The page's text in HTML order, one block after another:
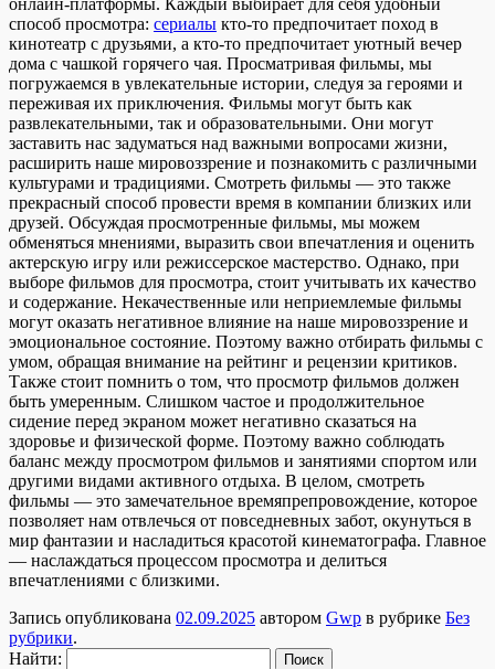
способ просмотра: сериалы кто-то предпочитает поход в
кинотеатр с друзьями, а кто-то предпочитает уютный вечер
дома с чашкой горячего чая. Просматривая фильмы, мы
погружаемся в увлекательные истории, следуя за героями и
переживая их приключения. Фильмы могут быть как
развлекательными, так и образовательными. Они могут
заставить нас задуматься над важными вопросами жизни,
расширить наше мировоззрение и познакомить с различными
культурами и традициями. Смотреть фильмы — это также
прекрасный способ провести время в компании близких или
друзей. Обсуждая просмотренные фильмы, мы можем
обменяться мнениями, выразить свои впечатления и оценить
актерскую игру или режиссерское мастерство. Однако, при
выборе фильмов для просмотра, стоит учитывать их качество
и содержание. Некачественные или неприемлемые фильмы
могут оказать негативное влияние на наше мировоззрение и
эмоциональное состояние. Поэтому важно отбирать фильмы с
умом, обращая внимание на рейтинг и рецензии критиков.
Также стоит помнить о том, что просмотр фильмов должен
быть умеренным. Слишком частое и продолжительное
сидение перед экраном может негативно сказаться на
здоровье и физической форме. Поэтому важно соблюдать
баланс между просмотром фильмов и занятиями спортом или
другими видами активного отдыха. В целом, смотреть
фильмы — это замечательное времяпрепровождение, которое
позволяет нам отвлечься от повседневных забот, окунуться в
мир фантазии и насладиться красотой кинематографа. Главное
— наслаждаться процессом просмотра и делиться
впечатлениями с близкими.
Запись опубликована 02.09.2025 автором Gwp в рубрике Без
рубрики.
Найти: